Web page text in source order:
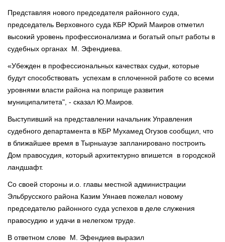
Представляя нового председателя районного суда,
председатель Верховного суда КБР Юрий Маиров отметил
высокий уровень профессионализма и богатый опыт работы в
судебных органах М. Эфендиева.
«Убежден в профессиональных качествах судьи, которые
будут способствовать успехам в сплоченной работе со всеми
уровнями власти района на поприще развития
муниципалитета", - сказал Ю.Маиров.
Выступивший на представлении начальник Управления
судебного департамента в КБР Мухамед Огузов сообщил, что
в ближайшее время в Тырныаузе запланировано построить
Дом правосудия, который архитектурно впишется в городской
ландшафт.
Со своей стороны и.о. главы местной администрации
Эльбрусского района Казим Уянаев пожелал новому
председателю районного суда успехов в деле служения
правосудию и удачи в нелегком труде.
В ответном слове М. Эфендиев выразил